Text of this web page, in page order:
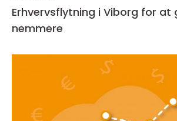
Erhvervsflytning i Viborg for at
nemmere